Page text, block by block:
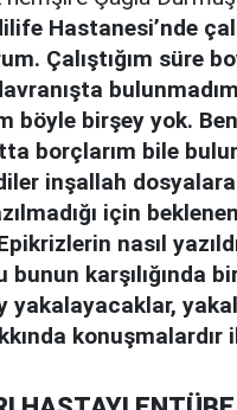
Hastanesi’nde
Çalıştığım süre
böyle birşey yok.
borçlarım bile
inşallah
için
nasıl
bunun karşılığında
yakalayacaklar,
konuşmalardır